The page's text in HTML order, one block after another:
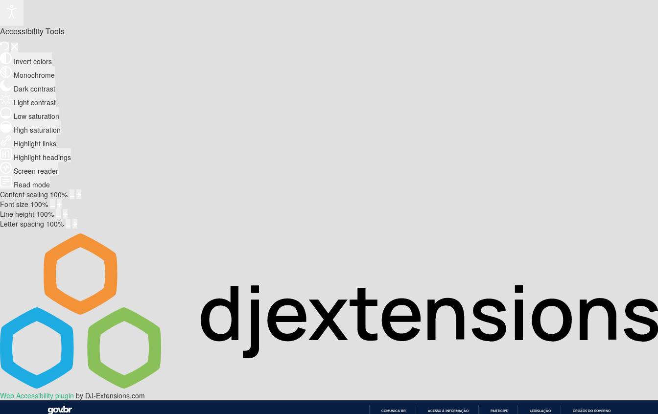
Accessibility Tools
Invert colors
Monochrome
Dark contrast
Light contrast
Low saturation
High saturation
Highlight links
Highlight headings
Screen reader
Read mode
Content scaling 100%
Font size 100%
Line height 100%
Letter spacing 100%
Web Accessibility plugin by DJ-Extensions.com
COMUNICA BR ACESSO À INFORMAÇÃO PARTICIPE LEGISLAÇÃO ÓRGÃOS DO GOVERNO